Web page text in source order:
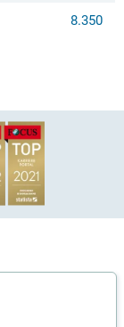
8.350